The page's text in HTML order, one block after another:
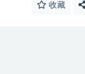
收藏